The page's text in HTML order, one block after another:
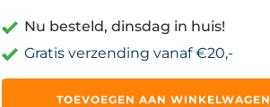
Nu besteld, dinsdag in huis!
Gratis verzending vanaf €20,-
TOEVOEGEN AAN WINKELWAGEN